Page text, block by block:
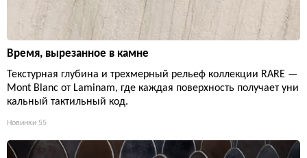
Время, вырезанное в камне
Текстурная глубина и трехмерный рельеф коллекции RARE —
Mont Blanc от Laminam, где каждая поверхность получает уни
кальный тактильный код.
Новинки 55